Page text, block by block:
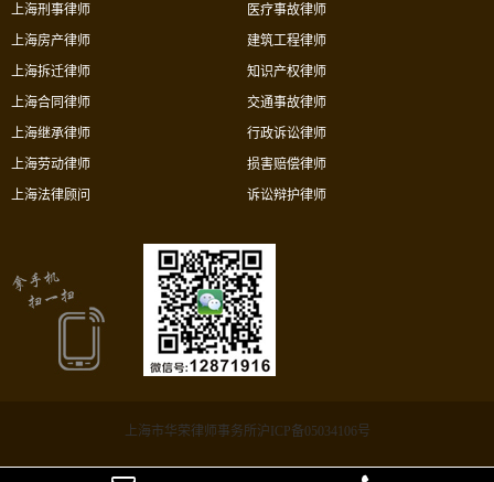
上海刑事律师
上海房产律师
上海拆迁律师
医疗事故律师
建筑工程律师
知识产权律师
上海合同律师
上海继承律师
上海劳动律师
上海法律顾问
交通事故律师
行政诉讼律师
损害赔偿律师
诉讼辩护律师
上海市华荣律师事务所沪ICP备05034106号